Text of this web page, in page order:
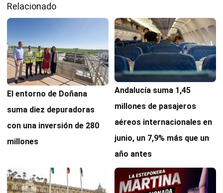
Relacionado
El entorno de Doñana
suma diez depuradoras
con una inversión de 280
millones
Andalucía suma 1,45
millones de pasajeros
aéreos internacionales en
junio, un 7,9% más que un
año antes